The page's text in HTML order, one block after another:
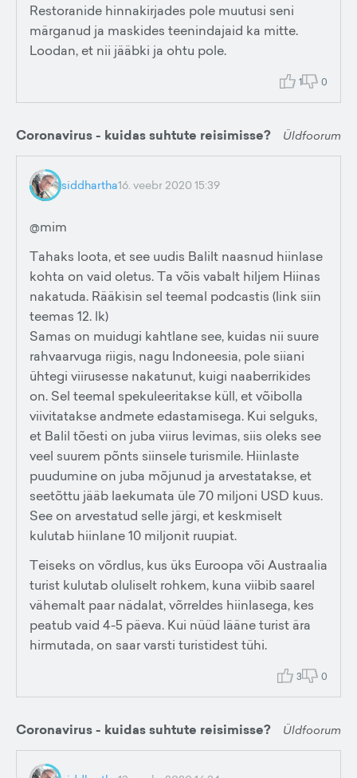
Restoranide hinnakirjades pole muutusi seni
märganud ja maskides teenindajaid ka mitte.
Loodan, et nii jääbki ja ohtu pole.
1 0
Coronavirus - kuidas suhtute reisimisse? Üldfoorum
siddhartha16. veebr 2020 15:39
@mim
Tahaks loota, et see uudis Balilt naasnud hiinlase
kohta on vaid oletus. Ta võis vabalt hiljem Hiinas
nakatuda. Rääkisin sel teemal podcastis (link siin
teemas 12. lk)
Samas on muidugi kahtlane see, kuidas nii suure
rahvaarvuga riigis, nagu Indoneesia, pole siiani
ühtegi viirusesse nakatunut, kuigi naaberrikides
on. Sel teemal spekuleeritakse küll, et võibolla
viivitatakse andmete edastamisega. Kui selguks,
et Balil tõesti on juba viirus levimas, siis oleks see
veel suurem põnts siinsele turismile. Hiinlaste
puudumine on juba mõjunud ja arvestatakse, et
seetõttu jääb laekumata üle 70 miljoni USD kuus.
See on arvestatud selle järgi, et keskmiselt
kulutab hiinlane 10 miljonit ruupiat.
Teiseks on võrdlus, kus üks Euroopa või Austraalia
turist kulutab oluliselt rohkem, kuna viibib saarel
vähemalt paar nädalat, võrreldes hiinlasega, kes
peatub vaid 4-5 päeva. Kui nüüd lääne turist ära
hirmutada, on saar varsti turistidest tühi.
3 0
Coronavirus - kuidas suhtute reisimisse? Üldfoorum